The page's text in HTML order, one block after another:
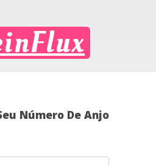
Número De Anjo